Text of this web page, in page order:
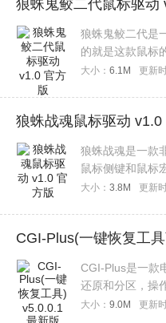
狼蛛鬼鲛二代鼠标驱动
狼蛛鬼鲛二代是
的就是这款鼠标
了，欢迎下载使
大小： 6.1M 更新
狼蛛战魂鼠标驱动 v1.0
狼蛛战魂是一款
鼠标侧键和鼠标
驱动，有需要的
大小： 3.8M 更新
CGI-Plus(一键恢复工
CGI-Plus是一款
还原和分区，操
大小： 9.0M 更新